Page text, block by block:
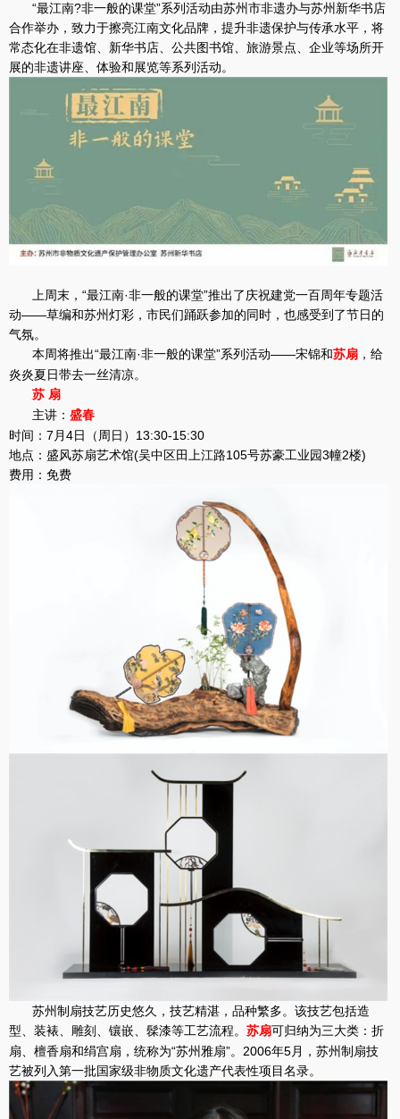
“最江南?非一般的课堂”系列活动由苏州市非遗办与苏州新华书店
合作举办，致力于擦亮江南文化品牌，提升非遗保护与传承水平，将
常态化在非遗馆、新华书店、公共图书馆、旅游景点、企业等场所开
展的非遗讲座、体验和展览等系列活动。
上周末，“最江南·非一般的课堂”推出了庆祝建党一百周年专题活
动——草编和苏州灯彩，市民们踊跃参加的同时，也感受到了节日的
气氛。
本周将推出“最江南·非一般的课堂”系列活动——宋锦和苏扇 ，给
炎炎夏日带去一丝清凉。
苏 扇
主讲： 盛春
时间：7月4日（周日）13:30-15:30
地点：盛风苏扇艺术馆(吴中区田上江路105号苏豪工业园3幢2楼)
费用：免费
苏州制扇技艺历史悠久，技艺精湛，品种繁多。该技艺包括造
型、装裱、雕刻、镶嵌、髹漆等工艺流程。 苏扇可归纳为三大类：折
扇、檀香扇和绢宫扇，统称为“苏州雅扇”。2006年5月，苏州制扇技
艺被列入第一批国家级非物质文化遗产代表性项目名录。